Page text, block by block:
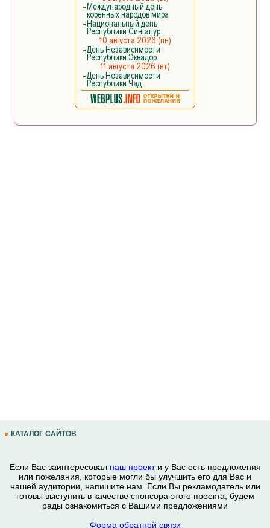
КАТАЛОГ САЙТОВ
Если Вас заинтересовал наш проекти у Вас есть предложения
или пожелания, которые могли бы улучшить его для Вас и
нашей аудитории, напишите нам. Если Вы рекламодатель или
готовы выступить в качестве спонсора этого проекта, будем
рады ознакомиться с Вашими предложениями
Форма обратной связи